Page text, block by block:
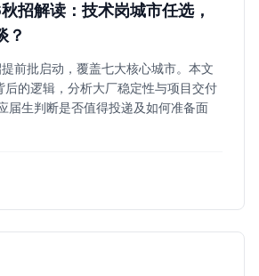
招解读：技术岗城市任选，
？
前批启动，覆盖七大核心城市。本文
后的逻辑，分析大厂稳定性与项目交付
届生判断是否值得投递及如何准备面